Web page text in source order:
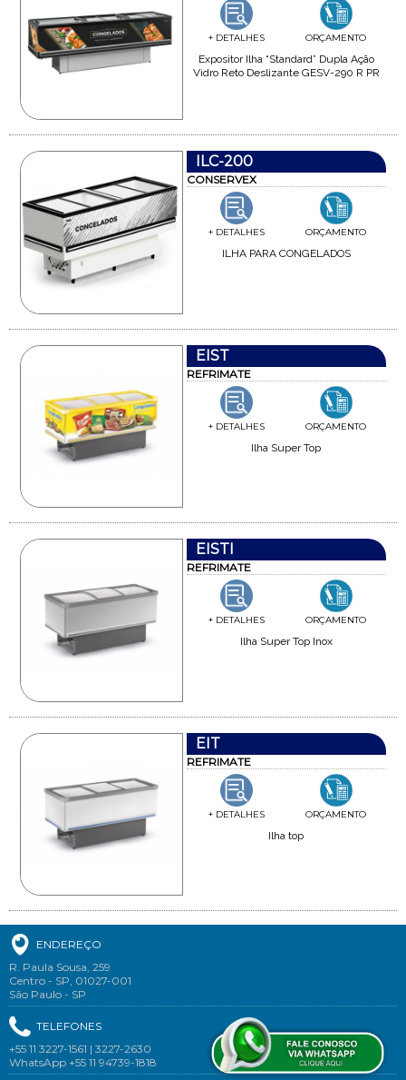
+ DETALHES ORÇAMENTO
Expositor Ilha “Standard” Dupla Ação
Vidro Reto Deslizante GESV-290 R PR
ILC-200
CONSERVEX
+ DETALHES ORÇAMENTO
ILHA PARA CONGELADOS
EIST
REFRIMATE
+ DETALHES ORÇAMENTO
Ilha Super Top
EISTI
REFRIMATE
+ DETALHES ORÇAMENTO
Ilha Super Top Inox
EIT
REFRIMATE
+ DETALHES ORÇAMENTO
Ilha top
ENDEREÇO
R. Paula Sousa, 259
Centro - SP, 01027-001
São Paulo - SP
TELEFONES
+55 11 3227-1561 | 3227-2630
WhatsApp +55 11 94739-1818